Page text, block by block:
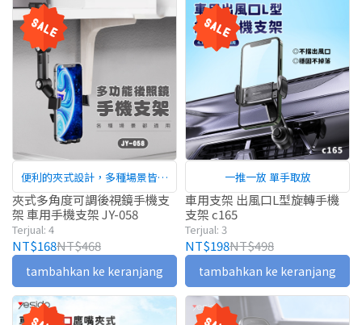
便利的夾式設計，多種場景皆適
用！
夾式多角度可調後視鏡手機支
架 車用手機支架 JY-058
Terjual: 4
NT$168NT$468
tambahkan ke keranjang
一推一放 單手取放
車用支架 出風口L型旋轉手機
支架 c165
Terjual: 3
NT$198NT$498
tambahkan ke keranjang